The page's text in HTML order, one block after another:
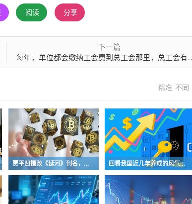
阅读 分享
下一篇
每年，单位都会缴纳工会费到总工会那里，总工会有个困难职工救助这个政策
精准 不同
贾平凹擅改《延河》刊名，到底错在哪里？这三点才是问题的关键 回看我国近几年养成的风气习惯